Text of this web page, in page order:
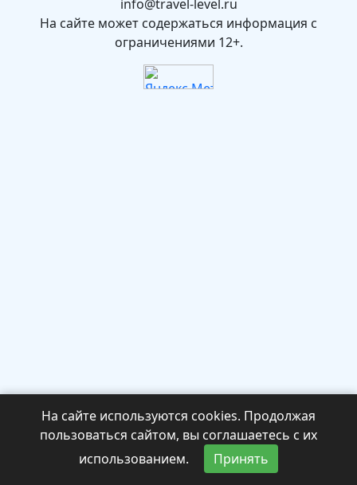
info@travel-level.ru
На сайте может содержаться информация с
ограничениями 12+.
На сайте используются cookies. Продолжая
пользоваться сайтом, вы соглашаетесь с их
использованием.
Принять